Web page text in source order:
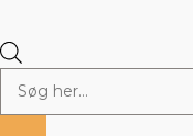
Products
Search